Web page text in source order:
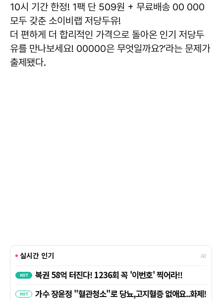
10시 기간 한정! 1팩 단 509원 + 무료배송 00 000
모두 갖춘 소이비랩 저당두유!
더 편하게 더 합리적인 가격으로 돌아온 인기 저당두
유를 만나보세요! 00000은 무엇일까요?’라는 문제가
출제됐다.